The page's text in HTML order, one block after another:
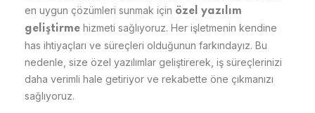
en uygun çözümleri sunmak için özel yazılım
geliştirme hizmeti sağlıyoruz. Her işletmenin kendine
has ihtiyaçları ve süreçleri olduğunun farkındayız. Bu
nedenle, size özel yazılımlar geliştirerek, iş süreçlerinizi
daha verimli hale getiriyor ve rekabette öne çıkmanızı
sağlıyoruz.